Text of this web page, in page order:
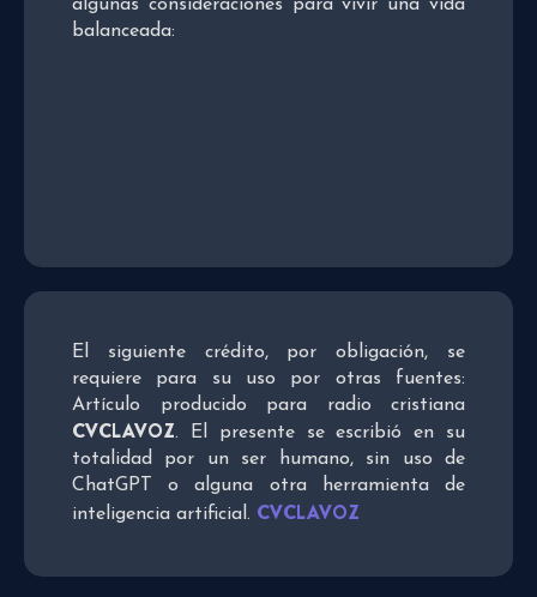
algunas consideraciones para vivir una vida
balanceada:
El siguiente crédito, por obligación, se
requiere para su uso por otras fuentes:
Artículo producido para radio cristiana
CVCLAVOZ. El presente se escribió en su
totalidad por un ser humano, sin uso de
ChatGPT o alguna otra herramienta de
inteligencia artificial. CVCLAVOZ